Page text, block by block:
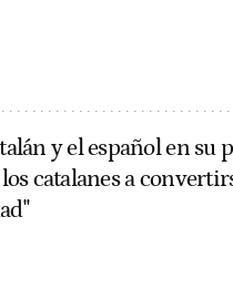
y el español en su
catalanes a